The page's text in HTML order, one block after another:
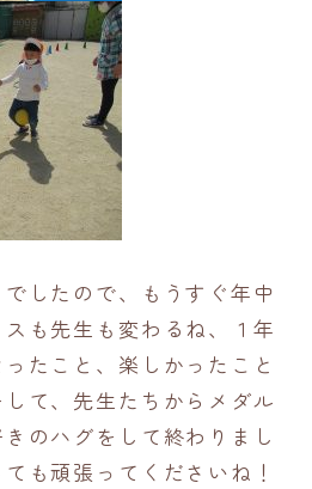
したので、もうすぐ年中
も先生も変わるね、１年
たこと、楽しかったこと
て、先生たちからメダル
のハグをして終わりまし
も頑張ってくださいね！